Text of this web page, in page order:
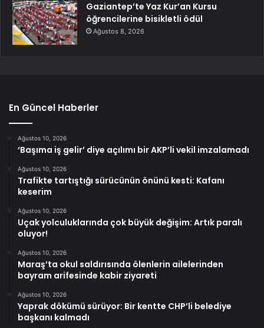
Gaziantep’te Yaz Kur’an Kursu
öğrencilerine bisikletli ödül
Ağustos 8, 2026
En Güncel Haberler
Ağustos 10, 2026
‘Başıma iş gelir’ diye açılımı bir AKP’li vekil imzalamadı
Ağustos 10, 2026
Trafikte tartıştığı sürücünün önünü kesti: Kafanı
keserim
Ağustos 10, 2026
Uçak yolculuklarında çok büyük değişim: Artık paralı
oluyor!
Ağustos 10, 2026
Maraş’ta okul saldırısında ölenlerin ailelerinden
bayram arifesinde kabir ziyareti
Ağustos 10, 2026
Yaprak dökümü sürüyor: Bir kentte CHP’li belediye
başkanı kalmadı